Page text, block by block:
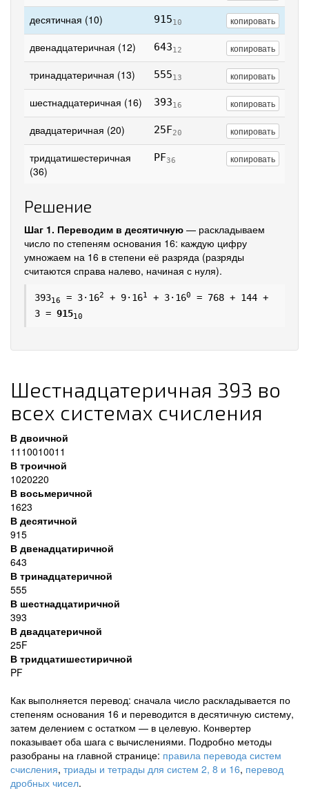
десятичная (10) 91510 копировать
двенадцатеричная (12) 64312 копировать
тринадцатеричная (13) 55513 копировать
шестнадцатеричная (16) 39316 копировать
двадцатеричная (20) 25F20 копировать
тридцатишестеричная
(36)
PF36 копировать
Решение
Шаг 1. Переводим в десятичную — раскладываем
число по степеням основания 16: каждую цифру
умножаем на 16 в степени её разряда (разряды
считаются справа налево, начиная с нуля).
39316 = 3·162 + 9·161 + 3·160
= 768 + 144 +
3 = 91510
Шестнадцатеричная 393 во
всех системах счисления
В двоичной
1110010011
В троичной
1020220
В восьмеричной
1623
В десятичной
915
В двенадцатиричной
643
В тринадцатеричной
555
В шестнадцатиричной
393
В двадцатеричной
25F
В тридцатишестиричной
PF
Как выполняется перевод: сначала число раскладывается по
степеням основания 16 и переводится в десятичную систему,
затем делением с остатком — в целевую. Конвертер
показывает оба шага с вычислениями. Подробно методы
разобраны на главной странице: правила перевода систем
счисления, триады и тетрады для систем 2, 8 и 16, перевод
дробных чисел.